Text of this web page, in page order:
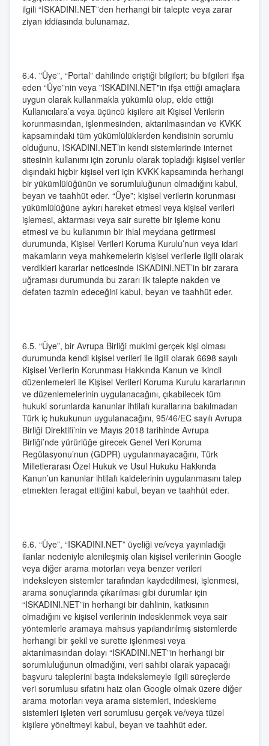
ilgili “ISKADINI.NET”den herhangi bir talepte veya zarar
ziyan iddiasında bulunamaz.
6.4. "Üye”, “Portal” dahilinde eriştiği bilgileri; bu bilgileri ifşa
eden “Üye”nin veya "ISKADINI.NET"in ifşa ettiği amaçlara
uygun olarak kullanmakla yükümlü olup, elde ettiği
Kullanıcılara’a veya üçüncü kişilere ait Kişisel Verilerin
korunmasından, işlenmesinden, aktarılmasından ve KVKK
kapsamındaki tüm yükümlülüklerden kendisinin sorumlu
olduğunu, ISKADINI.NET’in kendi sistemlerinde internet
sitesinin kullanımı için zorunlu olarak topladığı kişisel veriler
dışındaki hiçbir kişisel veri için KVKK kapsamında herhangi
bir yükümlülüğünün ve sorumluluğunun olmadığını kabul,
beyan ve taahhüt eder. “Üye”; kişisel verilerin korunması
yükümlülüğüne aykırı hareket etmesi veya kişisel verileri
işlemesi, aktarması veya sair surette bir işleme konu
etmesi ve bu kullanımın bir ihlal meydana getirmesi
durumunda, Kişisel Verileri Koruma Kurulu’nun veya idari
makamların veya mahkemelerin kişisel verilerle ilgili olarak
verdikleri kararlar neticesinde ISKADINI.NET’in bir zarara
uğraması durumunda bu zararı ilk talepte nakden ve
defaten tazmin edeceğini kabul, beyan ve taahhüt eder.
6.5. “Üye”, bir Avrupa Birliği mukimi gerçek kişi olması
durumunda kendi kişisel verileri ile ilgili olarak 6698 sayılı
Kişisel Verilerin Korunması Hakkında Kanun ve ikincil
düzenlemeleri ile Kişisel Verileri Koruma Kurulu kararlarının
ve düzenlemelerinin uygulanacağını, çıkabilecek tüm
hukuki sorunlarda kanunlar ihtilafı kurallarına bakılmadan
Türk iç hukukunun uygulanacağını, 95/46/EC sayılı Avrupa
Birliği Direktifi’nin ve Mayıs 2018 tarihinde Avrupa
Birliği’nde yürürlüğe girecek Genel Veri Koruma
Regülasyonu’nun (GDPR) uygulanmayacağını, Türk
Milletlerarası Özel Hukuk ve Usul Hukuku Hakkında
Kanun’un kanunlar ihtilafı kaidelerinin uygulanmasını talep
etmekten feragat ettiğini kabul, beyan ve taahhüt eder.
6.6. “Üye”, “ISKADINI.NET” üyeliği ve/veya yayınladığı
ilanlar nedeniyle alenileşmiş olan kişisel verilerinin Google
veya diğer arama motorları veya benzer verileri
indeksleyen sistemler tarafından kaydedilmesi, işlenmesi,
arama sonuçlarında çıkarılması gibi durumlar için
“ISKADINI.NET”in herhangi bir dahlinin, katkısının
olmadığını ve kişisel verilerinin indesklenmek veya sair
yöntemlerle aramaya mahsus yapılandırılmış sistemlerde
herhangi bir şekil ve surette işlenmesi veya
aktarılmasından dolayı “ISKADINI.NET”in herhangi bir
sorumluluğunun olmadığını, veri sahibi olarak yapacağı
başvuru taleplerini başta indekslemeyle ilgili süreçlerde
veri sorumlusu sıfatını haiz olan Google olmak üzere diğer
arama motorları veya arama sistemleri, indeskleme
sistemleri işleten veri sorumlusu gerçek ve/veya tüzel
kişilere yöneltmeyi kabul, beyan ve taahhüt eder.